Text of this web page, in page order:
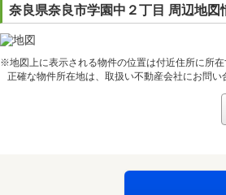
奈良県奈良市学園中２丁目 周辺地図
※地図上に表示される物件の位置は付近住所に所
正確な物件所在地は、取扱い不動産会社にお問い